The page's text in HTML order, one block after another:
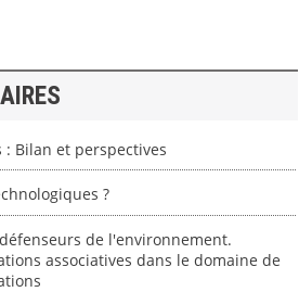
: Bilan et perspectives
?
de l'environnement.
associatives dans le domaine de